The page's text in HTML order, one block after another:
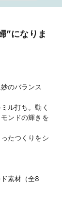
”になりま
のバランス
ル打ち。動く
ンドの輝きを
たつくりをシ
素材（全8